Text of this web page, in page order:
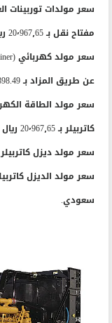
مفتاح نقل بـ 20٬967٫65 ريال سعودي.
عن طريق المزاد بـ 8,398.49 ريال سعودي
كاتربيلر بـ 20٬967٫65 ريال سعودي.
سعر مولد ديزل كاتربيلر 365 كيلو فولت أمبير بـ 13,155.35ريال سعودي.
سعودي.